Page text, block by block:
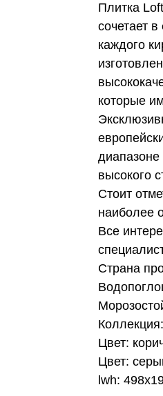
Плитка
сочетает
каждого
которые
высокого
Стоит
наиболее
Все
Страна
Цвет:
Цвет:
lwh: